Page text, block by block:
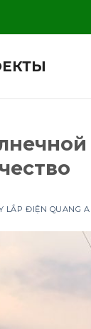
LẮP ĐIỆN QUANG